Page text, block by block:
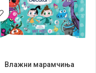
Влажни марамчиња